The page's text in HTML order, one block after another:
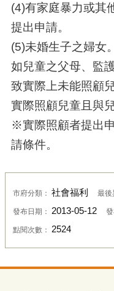
(4)有家庭暴力或其
提出申請。
(5)未婚生子之婦女。
如兒童之父母、監
致實際上未能照顧
實際照顧兒童且與
※實際照顧者提出
請條件。
市府分類： 社會福利 最後
發布日期： 2013-05-12
點閱次數： 2524